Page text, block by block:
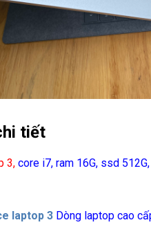
tiết
3, core i7, ram 16G, ssd
laptop 3 Dòng laptop cao